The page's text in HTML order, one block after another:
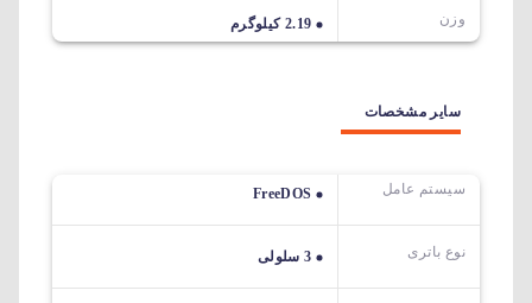
وزن 2.19 کیلوگرم
سایر مشخصات
سیستم عامل FreeDOS
نوع باتری 3 سلولی